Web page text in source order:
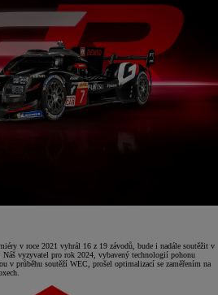
v roce 2021 vyhrál 16 z 19 závodů, bude i nadále soutěžit v
vyzyvatel pro rok 2024, vybavený technologií pohonu
v průběhu soutěží WEC, prošel optimalizací se zaměřením na